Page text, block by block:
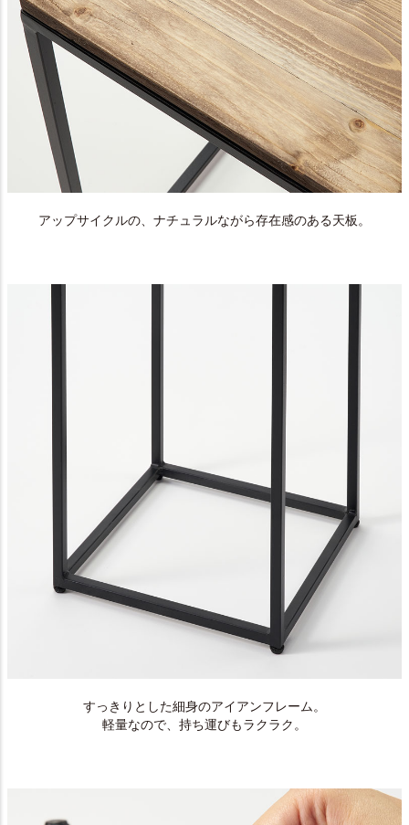
アップサイクルの、ナチュラルながら存在感のある天板。
すっきりとした細身のアイアンフレーム。
軽量なので、持ち運びもラクラク。